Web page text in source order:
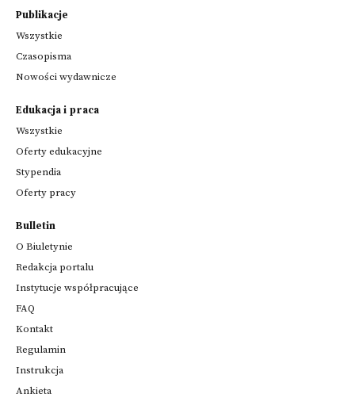
Publikacje
Wszystkie
Czasopisma
Nowości wydawnicze
Edukacja i praca
Wszystkie
Oferty edukacyjne
Stypendia
Oferty pracy
Bulletin
O Biuletynie
Redakcja portalu
Instytucje współpracujące
FAQ
Kontakt
Regulamin
Instrukcja
Ankieta